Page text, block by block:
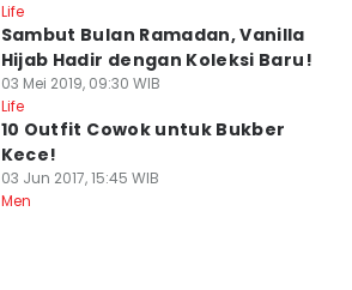
Life
Sambut Bulan Ramadan, Vanilla
Hijab Hadir dengan Koleksi Baru!
03 Mei 2019, 09:30 WIB
Life
10 Outfit Cowok untuk Bukber
Kece!
03 Jun 2017, 15:45 WIB
Men